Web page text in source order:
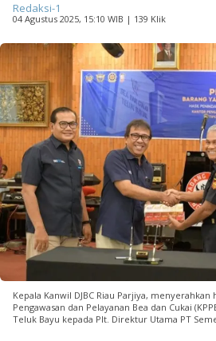
Redaksi-1
04 Agustus 2025, 15:10 WIB | 139 Klik
Kepala Kanwil DJBC Riau Parjiya,
Pengawasan dan Pelayanan Bea dan Cukai
Teluk Bayu kepada Plt. Direktur Utama PT